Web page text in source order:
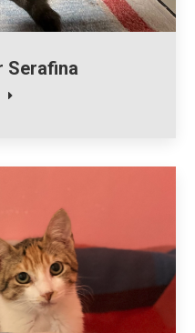
Serafina